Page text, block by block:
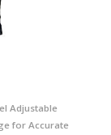
Adjustable
for Accurate